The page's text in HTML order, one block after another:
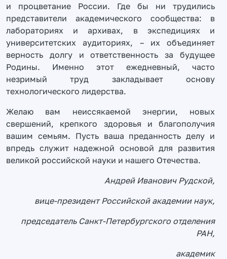
и процветание России. Где бы ни трудились
представители академического сообщества: в
лабораториях и архивах, в экспедициях и
университетских аудиториях, – их объединяет
верность долгу и ответственность за будущее
Родины. Именно этот ежедневный, часто
незримый труд закладывает основу
технологического лидерства.
Желаю вам неиссякаемой энергии, новых
свершений, крепкого здоровья и благополучия
вашим семьям. Пусть ваша преданность делу и
впредь служит надежной основой для развития
великой российской науки и нашего Отечества.
Андрей Иванович Рудской,
вице-президент Российской академии наук,
председатель Санкт-Петербургского отделения
РАН,
академик